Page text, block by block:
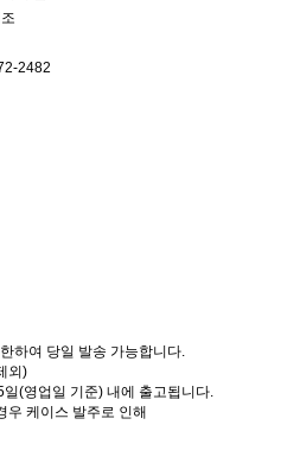
2482
하여 당일 발송 가능합니다.
외)
(영업일 기준) 내에 출고됩니다.
우 케이스 발주로 인해